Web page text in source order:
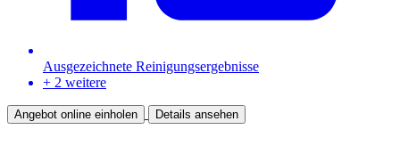
Ausgezeichnete Reinigungsergebnisse
+ 2 weitere
Angebot online einholen Details ansehen